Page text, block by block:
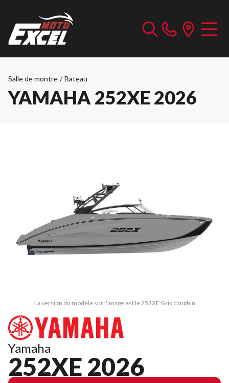
Salle de montre / Bateau
YAMAHA 252XE 2026
La version du modèle sur l'image est le 252XE Gris dauphin
Yamaha
252XE 2026